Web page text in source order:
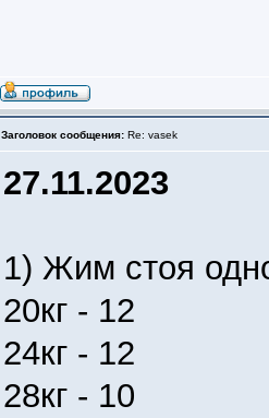
Заголовок сообщения: Re: vasek
27.11.2023
1) Жим стоя
20кг - 12
24кг - 12
28кг - 10